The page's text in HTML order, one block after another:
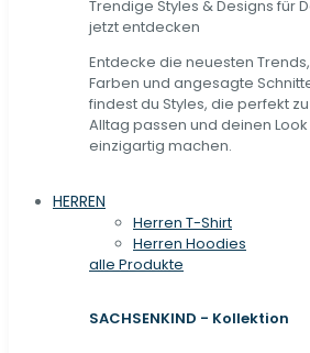
Trendige Styles & Designs für
jetzt entdecken
Entdecke die neuesten
Farben und angesagte
findest du Styles, die perfekt
Alltag passen und deinen Look
einzigartig machen.
HERREN
Herren T-Shirt
Herren Hoodies
alle Produkte
SACHSENKIND - Kollektion